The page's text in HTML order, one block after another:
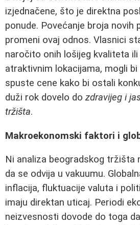
izjednačene, što je direktna
ponude. Povećanje broja novih
promeni ovaj odnos. Vlasnici
naročito onih lošijeg kvaliteta ili
atraktivnim lokacijama, mogli
spuste cene kako bi ostali
duži rok dovelo do zdravijeg i
tržišta.
Makroekonomski faktori i
Ni analiza beogradskog tržišta
da se odvija u vakuumu.
inflacija, fluktuacije valuta i
imaju direktan uticaj. Periodi
neizvesnosti dovode do toga